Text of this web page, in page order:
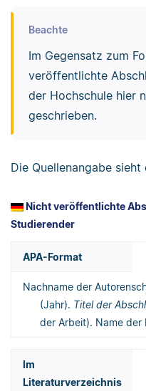
Beachte
Im Gegensatz zum
veröffentlichte
der Hochschule hier
geschrieben.
Die Quellenangabe
Nicht veröffentlichte
Studierender
APA-Format
Nachname der
(Jahr). Titel der
der Arbeit). Name der
Im
Literaturverzeichnis